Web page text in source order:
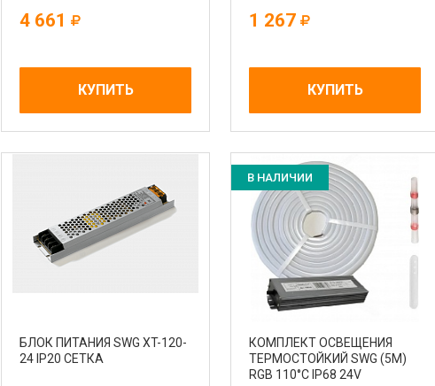
4 661
КУПИТЬ
1 267
КУПИТЬ
БЛОК ПИТАНИЯ SWG XT-120-
24 IP20 СЕТКА
В НАЛИЧИИ
КОМПЛЕКТ ОСВЕЩЕНИЯ
ТЕРМОСТОЙКИЙ SWG (5М)
RGB 110°С IP68 24V